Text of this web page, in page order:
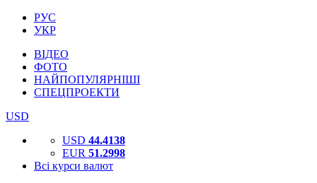
РУС
УКР
ВІДЕО
ФОТО
НАЙПОПУЛЯРНІШІ
СПЕЦПРОЕКТИ
USD
USD 44.4138
EUR 51.2998
Всі курси валют